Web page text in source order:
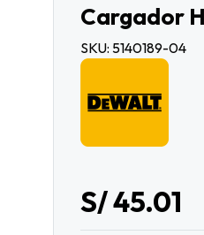
Cargador
SKU: 5140189-04
S/ 45.01